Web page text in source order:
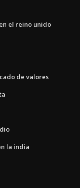
el reino unido
de valores
la india